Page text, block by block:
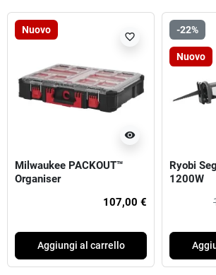
Nuovo
visibility
favorite_border
Milwaukee PACKOUT™
Organiser
107,00 €
Aggiungi al carrello
-22%
Nuovo
Ryobi
1200W